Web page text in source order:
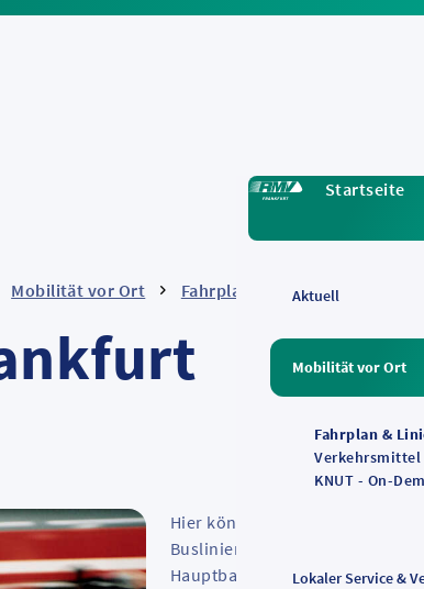
Startseite
Aktuell
Mobilität vor Ort
Fahrplan &
Verkehrsmittel
KNUT - On-
Lokaler Service &
Mobilität vor Ort Fahrplan & Liniennetz
Hier können Sie Fahrpläne
Buslinien sowie die Ankunfts-
Hauptbahnhof, Frankfurt